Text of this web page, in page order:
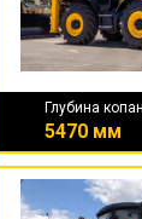
Глубина
5470 мм